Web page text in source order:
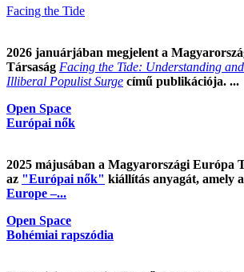
Facing the Tide
2026 januárjában megjelent a
Társaság Facing the Tide: Understanding
Illiberal Populist Surge című publikációja. ...
Open Space
Európai nők
2025 májusában a Magyarországi Európa
az "Európai nők" kiállítás anyagát, amely a
Europe –...
Open Space
Bohémiai rapszódia